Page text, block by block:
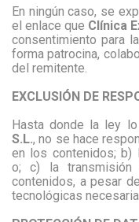
En ningún caso, se
el enlace que Clínica
consentimiento para
forma patrocina,
del remitente.
EXCLUSIÓN DE
Hasta donde la ley lo
S.L., no se hace
en los contenidos;b)
o;c) la
contenidos, a pesar
tecnológicas